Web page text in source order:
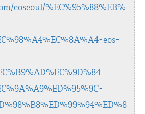
eoseoul/%EC%95%88%EB%
eos-